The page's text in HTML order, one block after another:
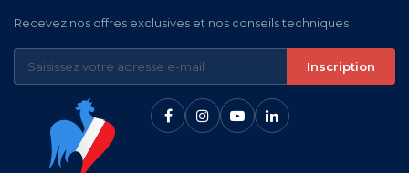
Recevez nos offres exclusives et nos conseils techniques
Inscription